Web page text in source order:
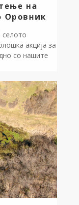
на
Оровник
селото
акција за
со нашите
–
на нашето
[…]